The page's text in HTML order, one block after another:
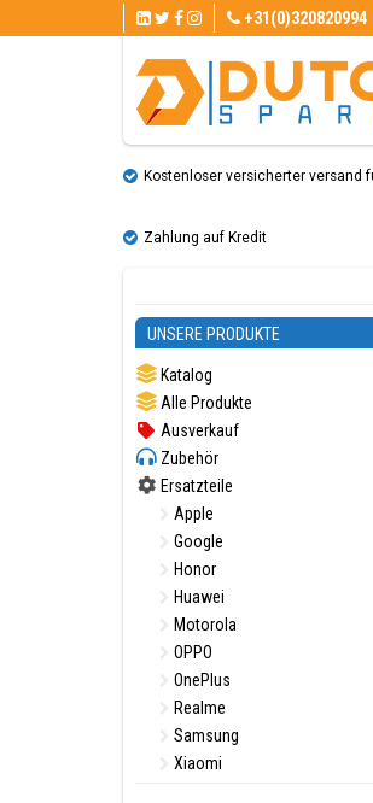
+31(0)320820994
Kostenloser versicherter versand
Zahlung auf Kredit
UNSERE PRODUKTE
Katalog
Alle Produkte
Ausverkauf
Zubehör
Ersatzteile
Apple
Google
Honor
Huawei
Motorola
OPPO
OnePlus
Realme
Samsung
Xiaomi